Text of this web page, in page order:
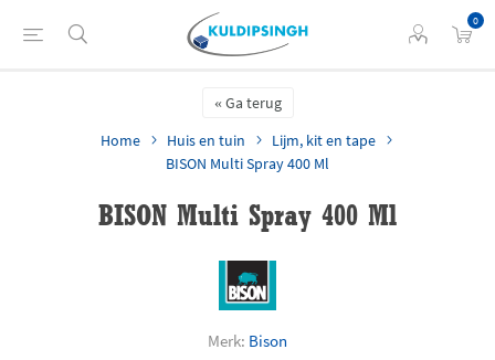
0
Ga terug
Home
Huis en tuin
Lijm, kit en tape
BISON Multi Spray 400 Ml
BISON Multi Spray 400 Ml
Merk: Bison